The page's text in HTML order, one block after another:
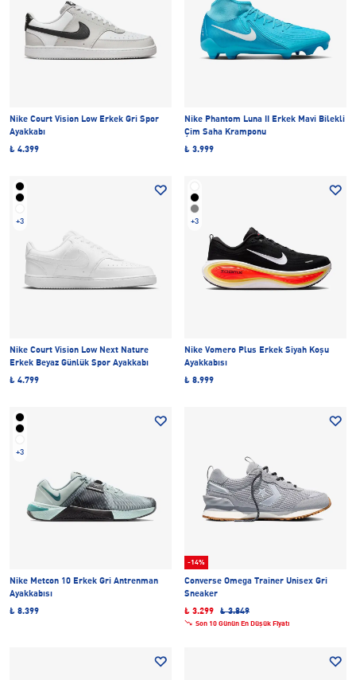
Nike Court Vision Low Erkek Gri Spor
Ayakkabı
₺ 4.399
Nike Phantom Luna II Erkek Mavi Bilekli
Çim Saha Kramponu
₺ 3.999
+3
Nike Court Vision Low Next Nature
Erkek Beyaz Günlük Spor Ayakkabı
₺ 4.799
+3
Nike Vomero Plus Erkek Siyah Koşu
Ayakkabısı
₺ 8.999
+3
Nike Metcon 10 Erkek Gri Antrenman
Ayakkabısı
₺ 8.399
-14%
Converse Omega Trainer Unisex Gri
Sneaker
₺ 3.299
₺ 3.849
Son 10 Günün En Düşük Fiyatı